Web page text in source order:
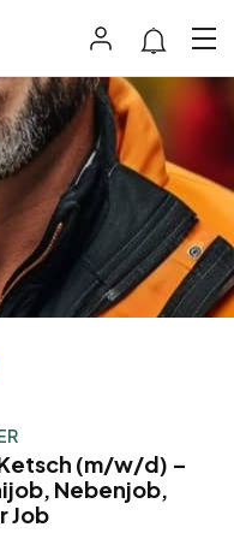
(m/w/d) –
Nebenjob,
Job